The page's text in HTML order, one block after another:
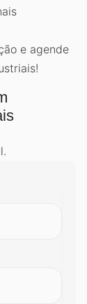
e agende